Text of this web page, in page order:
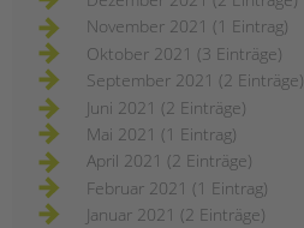
November 2021 (1 Eintrag)
Oktober 2021 (3 Einträge)
September 2021 (2 Einträge)
Juni 2021 (2 Einträge)
Mai 2021 (1 Eintrag)
April 2021 (2 Einträge)
Februar 2021 (1 Eintrag)
Januar 2021 (2 Einträge)